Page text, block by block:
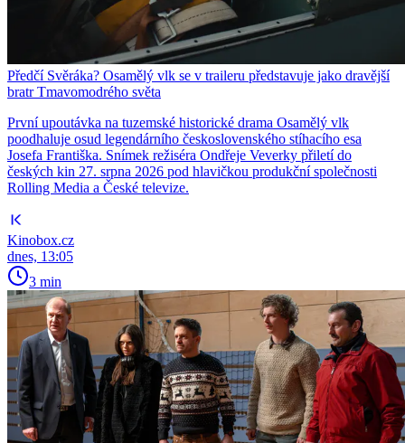
Předčí Svěráka? Osamělý vlk se v traileru představuje jako dravější
bratr Tmavomodrého světa
První upoutávka na tuzemské historické drama Osamělý vlk
poodhaluje osud legendárního československého stíhacího esa
Josefa Františka. Snímek režiséra Ondřeje Veverky přiletí do
českých kin 27. srpna 2026 pod hlavičkou produkční společnosti
Rolling Media a České televize.
Kinobox.cz
dnes, 13:05
3 min